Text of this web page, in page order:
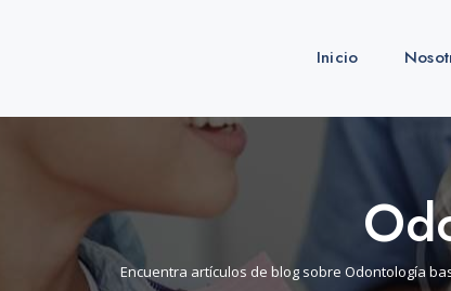
Inicio
Encuentra artículos de blog sobre Odontología